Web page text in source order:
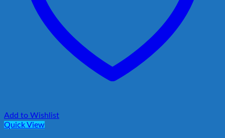
Add to Wishlist
Quick View